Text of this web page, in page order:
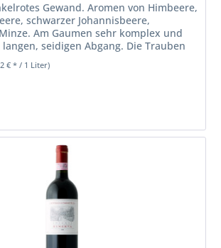
Gewand. Aromen von Himbeere,
schwarzer Johannisbeere,
Am Gaumen sehr komplex und
seidigen Abgang. Die Trauben
stammen aus drei...
€ * / 1 Liter)